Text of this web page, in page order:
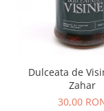
Dulceata de
Zahar
30,00